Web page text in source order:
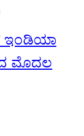
ಇಂಡಿಯಾ
ಮೊದಲ